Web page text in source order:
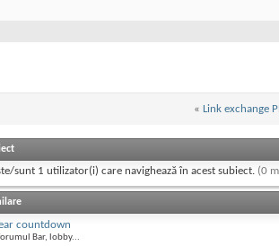
« Link exchange
sunt 1 utilizator(i) care navighează în acest subiect. (0
countdown
Bar, lobby...